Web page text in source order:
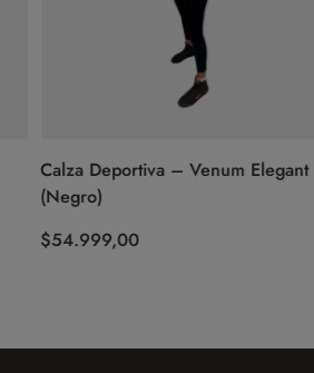
Calza Deportiva – Venum Elegant Dark
(Negro)
54.999,00